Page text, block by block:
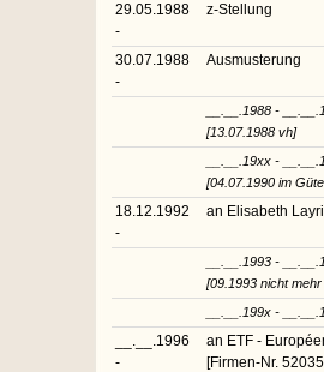
29.05.1988
-
z-Stellung
30.07.1988
-
Ausmusterung
__.__.1988 -
[13.07.1988 vh]
__.__.19xx -
[04.07.1990 im
18.12.1992
-
an Elisabeth
__.__.1993 -
[09.1993 nicht
__.__.199x -
__.__.1996
-
an ETF -
[Firmen-Nr.